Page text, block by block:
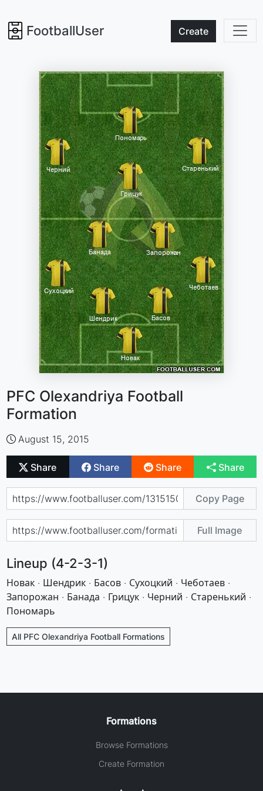
FootballUser Create
PFC Olexandriya Football
Formation
August 15, 2015
Share Share Share Share
Copy Page
Full Image
Lineup (4-2-3-1)
Новак · Шендрик · Басов · Сухоцкий · Чеботаев ·
Запорожан · Банада · Грицук · Черний · Старенький ·
Пономарь
All PFC Olexandriya Football Formations
Formations
Browse Formations
Create Formation